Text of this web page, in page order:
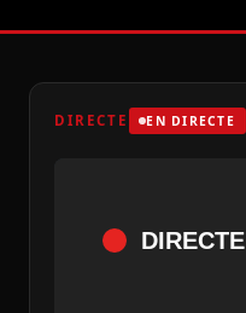
DIRECTE EN DIRECTE
DIRECTE